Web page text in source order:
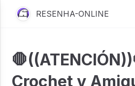
RESENHA-ONLINE
Crochet y